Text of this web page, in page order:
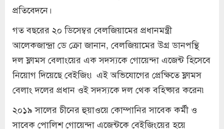
প্রতিবেদনে।
গত বছরের ২০ ডিসেম্বর বেলজিয়ামের প্রধানমন্ত্রী
আলেকজান্দ্রা ডে ক্রো জানান, বেলজিয়ামের উগ্র ডানপন্থি
দল ফ্লামস বেলাংয়ের এক সদস্যকে গোয়েন্দা এজেন্ট হিসেবে
নিয়োগ দিয়েছে বেইজিং৷ এই অভিযোগের প্রেক্ষিতে ফ্লামস
বেলাং দলের প্রধান ওই সদস্যকে দল থেক বহিষ্কার করেন৷
২০১৯ সালের চীনের হুয়াওয়ে কোম্পানির সাবেক কর্মী ও
সাবেক পোলিশ গোয়েন্দা এজেন্টকে বেইজিংয়ের হয়ে